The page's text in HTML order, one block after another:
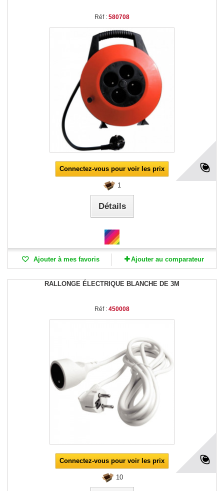
Réf : 580708
Connectez-vous pour voir les prix
1
Détails
Ajouter à mes favoris Ajouter au comparateur
RALLONGE ÉLECTRIQUE BLANCHE DE 3M
Réf : 450008
Connectez-vous pour voir les prix
10